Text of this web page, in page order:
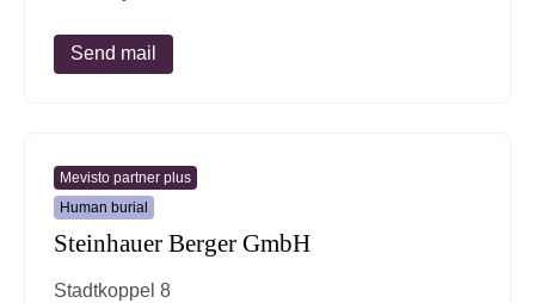
Send mail
Mevisto partner plus
Human burial
Steinhauer Berger GmbH
Stadtkoppel 8